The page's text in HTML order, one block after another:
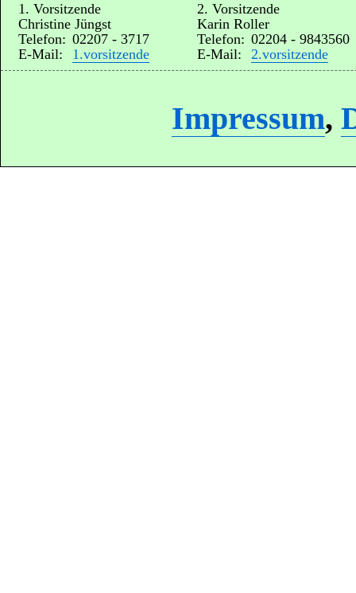
1. Vorsitzende
Christine Jüngst
Telefon: 02207 - 3717
E-Mail:
1.vorsitzende
2. Vorsitzende
Karin Roller
Telefon: 02204 - 9843560
E-Mail:
2.vorsitzende
Impressum,